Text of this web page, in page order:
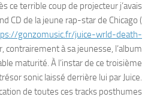
ce terrible coup de projecteur j’avais
CD de la jeune rap-star de Chicago (
gonzomusic.fr/juice-wrld-death-
contrairement à sa jeunesse, l’album
maturité. À l’instar de ce troisième
sonic laissé derrière lui par Juice.
de toutes ces tracks posthumes